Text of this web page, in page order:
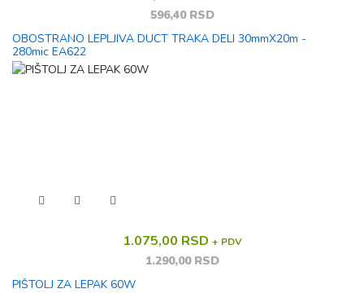
596,40 RSD
OBOSTRANO LEPLJIVA DUCT TRAKA DELI 30mmX20m -
280mic EA622
1.075,00 RSD + PDV
1.290,00 RSD
PIŠTOLJ ZA LEPAK 60W